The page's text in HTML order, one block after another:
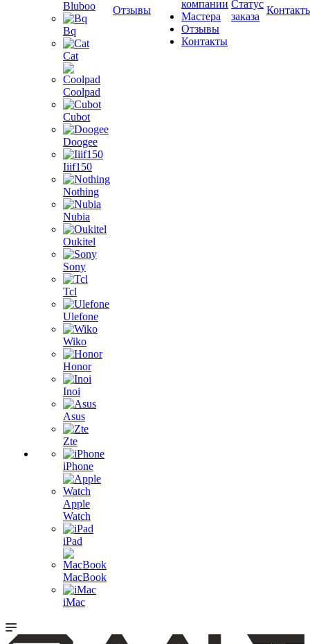
Bluboo
Bq
Cat
Coolpad
Cubot
Doogee
Iiif150
Nothing
Nubia
Oukitel
Sony
Tcl
Ulefone
Wiko
Honor
Inoi
Asus
Zte
iPhone
Apple
Watch
iPad
MacBook
iMac
Отзывы
компании
Мастера
Отзывы
Контакты
Статус
заказа